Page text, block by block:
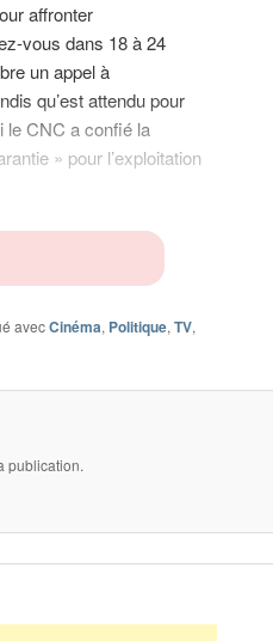
affronter
vous dans 18 à 24
un appel à
qu’est attendu pour
le CNC a confié la
» pour l’exploitation
avecCinéma, Politique, TV,
publication.